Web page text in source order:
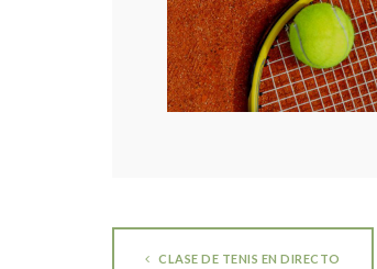
CLASE DE TENIS EN DIRECTO